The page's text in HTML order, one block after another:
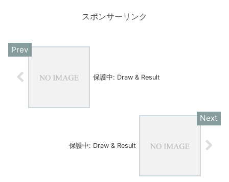
スポンサーリンク
保護中: Draw & Result
保護中: Draw & Result